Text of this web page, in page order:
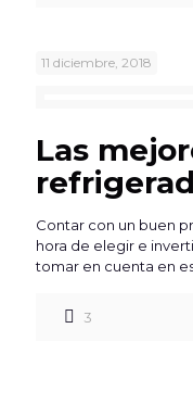
11 diciembre, 2018
Las
Contar con un buen
hora de elegir e
tomar en cuenta en
3